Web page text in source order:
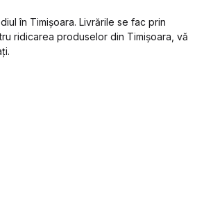
în Timișoara. Livrările se fac prin
ridicarea produselor din Timișoara, vă